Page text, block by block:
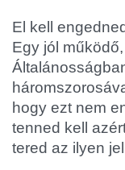
El kell
Egy jól
hogy ezt nem
tenned kell
tered az ilyen